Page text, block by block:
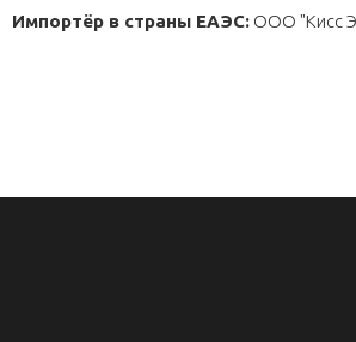
Импортёр в страны ЕАЭС: ОOО "Кисс